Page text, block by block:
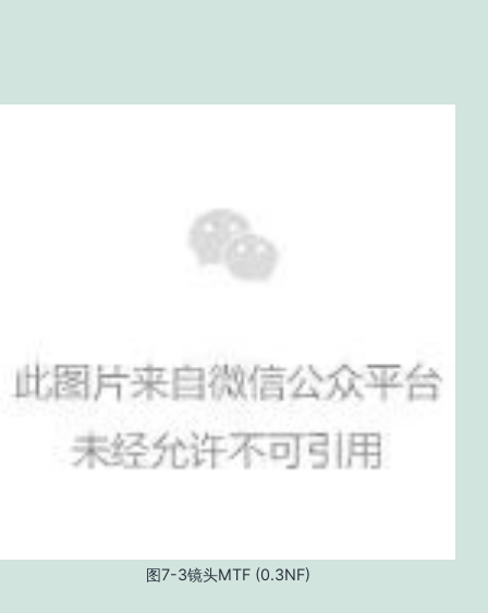
图7-3镜头MTF (0.3NF)